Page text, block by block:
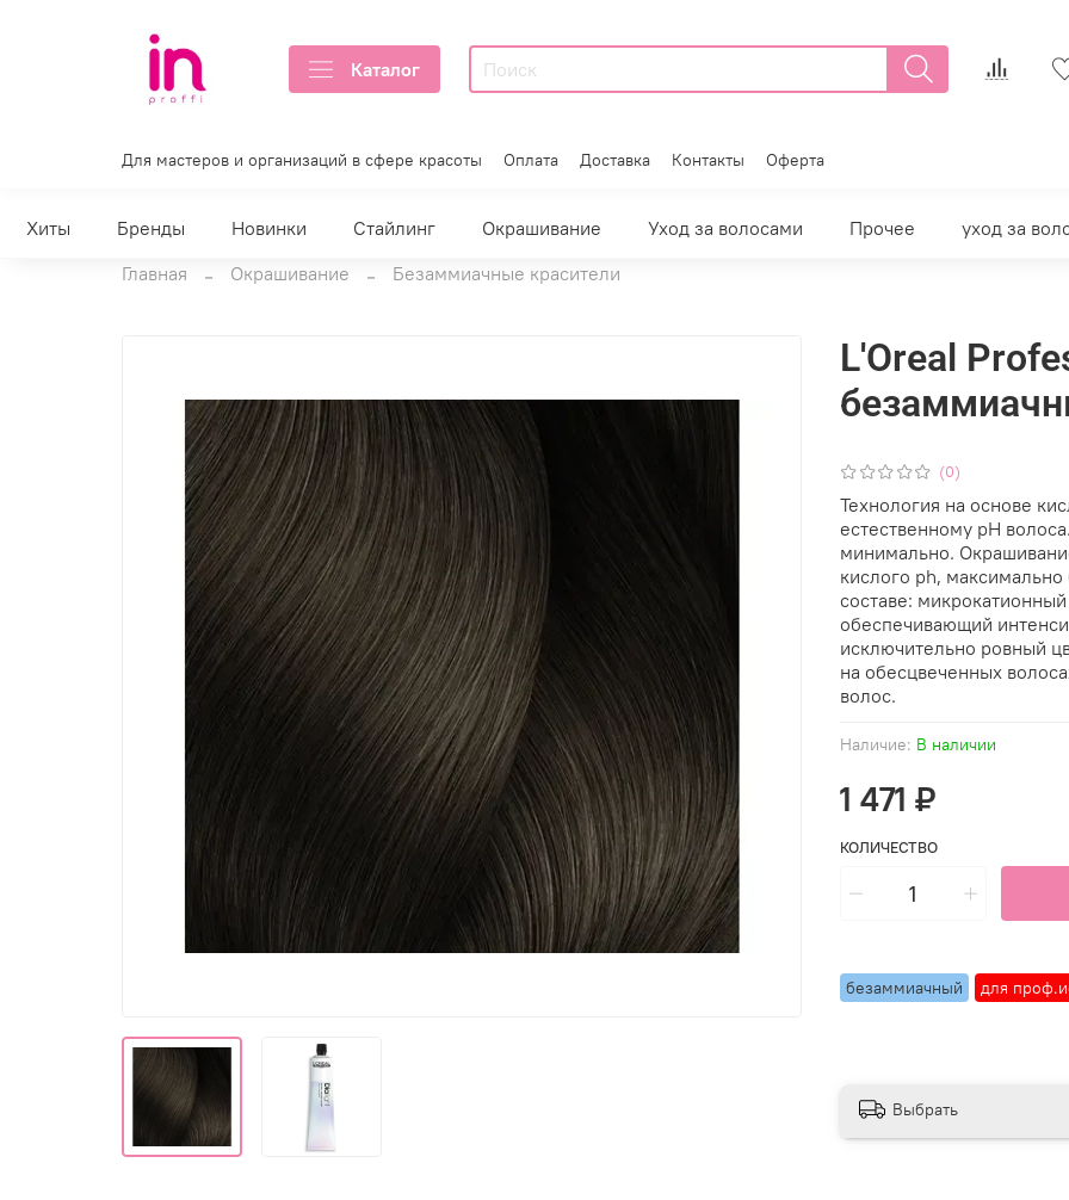
Каталог
Для мастеров и организаций в сфере красоты Оплата Доставка Контакты Оферта
Хиты Бренды Новинки Стайлинг Окрашивание Уход за волосами Прочее уход за
Главная
Окрашивание Безаммиачные красители
(0)
Наличие: В наличии
безаммиачный для
L'Oreal
1 471 ₽
КОЛИЧЕСТВО
Технология на основе
естественному pH
минимально.
кислого ph,
составе:
обеспечивающий
исключительно ровный
на обесцвеченных
волос.
Выбрать